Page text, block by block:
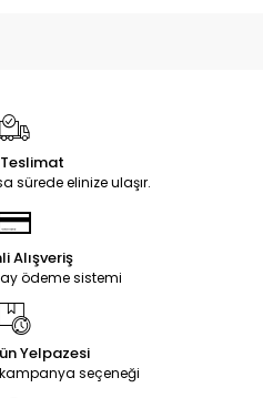
Teslimat
sürede elinize ulaşır.
Alışveriş
ödeme sistemi
Yelpazesi
seçeneği